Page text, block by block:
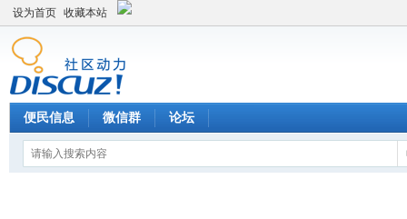
设为首页 收藏本站
便民信息 微信群 论坛